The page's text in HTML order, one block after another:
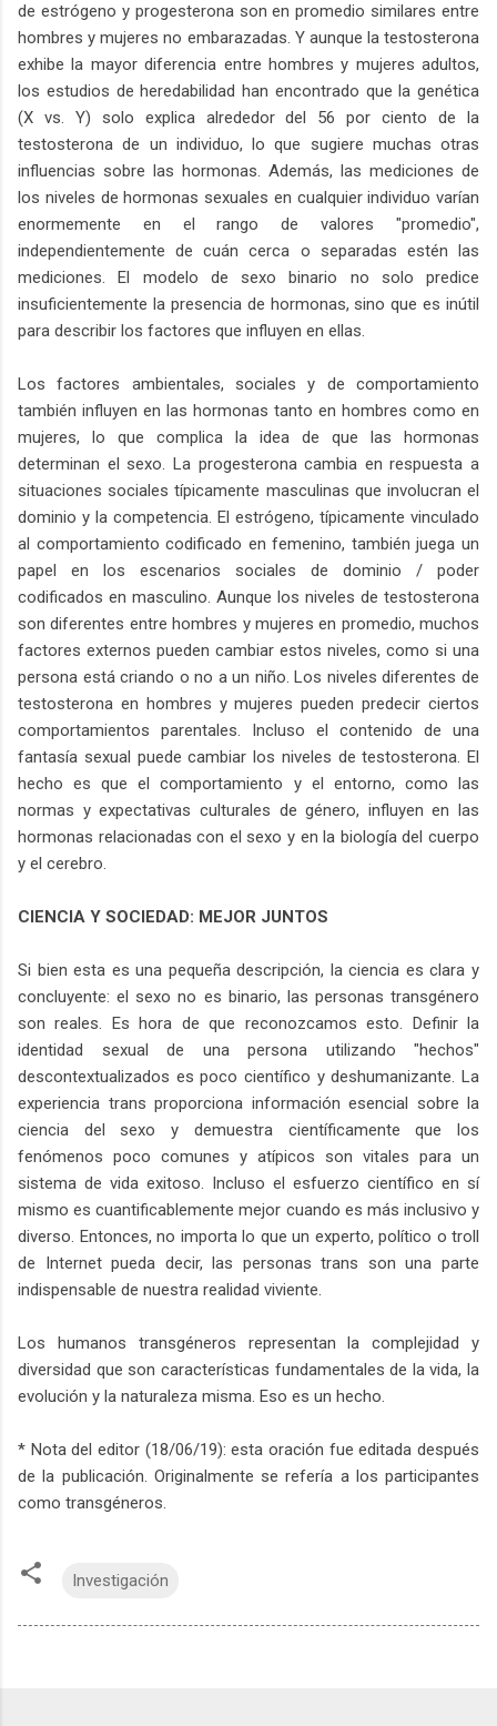
de estrógeno y progesterona son en promedio similares entre
hombres y mujeres no embarazadas. Y aunque la testosterona
exhibe la mayor diferencia entre hombres y mujeres adultos,
los estudios de heredabilidad han encontrado que la genética
(X vs. Y) solo explica alrededor del 56 por ciento de la
testosterona de un individuo, lo que sugiere muchas otras
influencias sobre las hormonas. Además, las mediciones de
los niveles de hormonas sexuales en cualquier individuo varían
enormemente en el rango de valores "promedio",
independientemente de cuán cerca o separadas estén las
mediciones. El modelo de sexo binario no solo predice
insuficientemente la presencia de hormonas, sino que es inútil
para describir los factores que influyen en ellas.
Los factores ambientales, sociales y de comportamiento
también influyen en las hormonas tanto en hombres como en
mujeres, lo que complica la idea de que las hormonas
determinan el sexo. La progesterona cambia en respuesta a
situaciones sociales típicamente masculinas que involucran el
dominio y la competencia. El estrógeno, típicamente vinculado
al comportamiento codificado en femenino, también juega un
papel en los escenarios sociales de dominio / poder
codificados en masculino. Aunque los niveles de testosterona
son diferentes entre hombres y mujeres en promedio, muchos
factores externos pueden cambiar estos niveles, como si una
persona está criando o no a un niño. Los niveles diferentes de
testosterona en hombres y mujeres pueden predecir ciertos
comportamientos parentales. Incluso el contenido de una
fantasía sexual puede cambiar los niveles de testosterona. El
hecho es que el comportamiento y el entorno, como las
normas y expectativas culturales de género, influyen en las
hormonas relacionadas con el sexo y en la biología del cuerpo
y el cerebro.
CIENCIA Y SOCIEDAD: MEJOR JUNTOS
Si bien esta es una pequeña descripción, la ciencia es clara y
concluyente: el sexo no es binario, las personas transgénero
son reales. Es hora de que reconozcamos esto. Definir la
identidad sexual de una persona utilizando "hechos"
descontextualizados es poco científico y deshumanizante. La
experiencia trans proporciona información esencial sobre la
ciencia del sexo y demuestra científicamente que los
fenómenos poco comunes y atípicos son vitales para un
sistema de vida exitoso. Incluso el esfuerzo científico en sí
mismo es cuantificablemente mejor cuando es más inclusivo y
diverso. Entonces, no importa lo que un experto, político o troll
de Internet pueda decir, las personas trans son una parte
indispensable de nuestra realidad viviente.
Los humanos transgéneros representan la complejidad y
diversidad que son características fundamentales de la vida, la
evolución y la naturaleza misma. Eso es un hecho.
* Nota del editor (18/06/19): esta oración fue editada después
de la publicación. Originalmente se refería a los participantes
como transgéneros.
Investigación